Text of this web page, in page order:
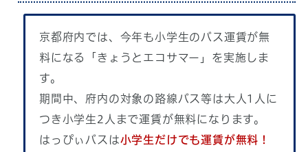
京都府内では、今年も小学生のバス運賃が無
料になる「きょうとエコサマー」を実施しま
す。
期間中、府内の対象の路線バス等は大人1人に
つき小学生2人まで運賃が無料になります。
はっぴぃバスは小学生だけでも運賃が無料！